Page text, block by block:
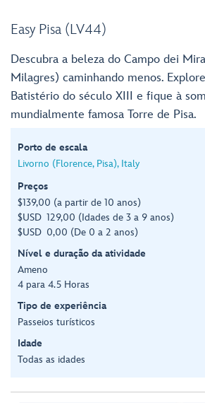
Easy Pisa (LV44)
Descubra a beleza do Campo dei
Milagres) caminhando menos.
Batistério do século XIII e fique à
mundialmente famosa Torre de Pisa.
Porto de escala
Livorno (Florence, Pisa), Italy
Preços
$139,00 (a partir de 10 anos)
$USD 129,00 (Idades de 3 a 9 anos)
$USD 0,00 (De 0 a 2 anos)
Nível e duração da atividade
Ameno
4 para 4.5 Horas
Tipo de experiência
Passeios turísticos
Idade
Todas as idades